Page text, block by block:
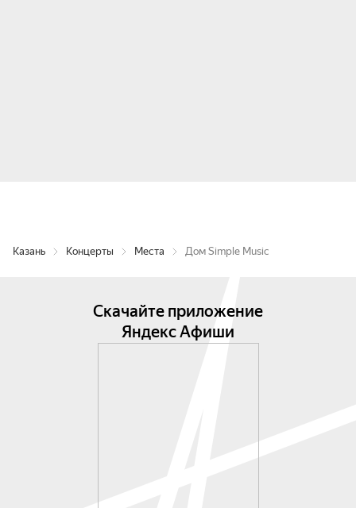
Казань Концерты Места Дом Simple Music
Скачайте приложение
Яндекс Афиши